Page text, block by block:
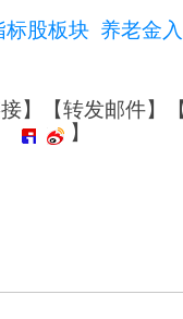
标股板块 养老金
】【转发邮件】
】